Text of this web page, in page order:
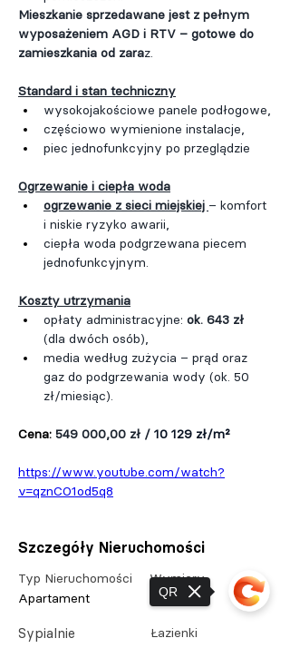
Mieszkanie sprzedawane jest z pełnym
wyposażeniem AGD i RTV – gotowe do
zamieszkania od zaraz.
Standard i stan techniczny
wysokojakościowe panele podłogowe,
częściowo wymienione instalacje,
piec jednofunkcyjny po przeglądzie
Ogrzewanie i ciepła woda
ogrzewanie z sieci miejskiej – komfort
i niskie ryzyko awarii,
ciepła woda podgrzewana piecem
jednofunkcyjnym.
Koszty utrzymania
opłaty administracyjne: ok. 643 zł
(dla dwóch osób),
media według zużycia – prąd oraz
gaz do podgrzewania wody (ok. 50
zł/miesiąc).
Cena: 549 000,00 zł / 10 129 zł/m²
https://www.youtube.com/watch?
v=qznCO1od5q8
Szczegóły Nieruchomości
Typ Nieruchomości
Apartament
Sypialnie
Wymiary
54,2 m²
Łazienki
QR